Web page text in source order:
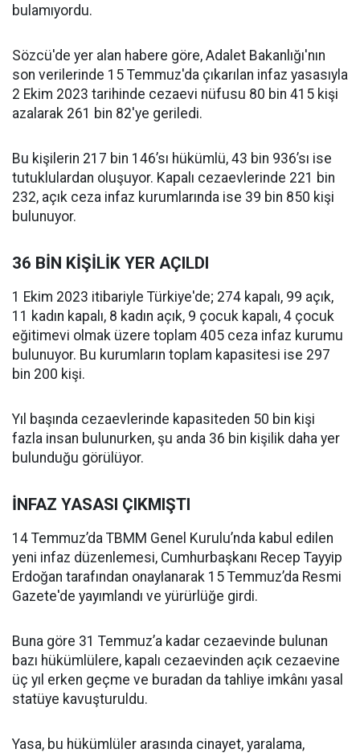
bulamıyordu.
Sözcü'de yer alan habere göre, Adalet Bakanlığı'nın
son verilerinde 15 Temmuz'da çıkarılan infaz yasasıyla
2 Ekim 2023 tarihinde cezaevi nüfusu 80 bin 415 kişi
azalarak 261 bin 82'ye geriledi.
Bu kişilerin 217 bin 146’sı hükümlü, 43 bin 936’sı ise
tutuklulardan oluşuyor. Kapalı cezaevlerinde 221 bin
232, açık ceza infaz kurumlarında ise 39 bin 850 kişi
bulunuyor.
36 BİN KİŞİLİK YER AÇILDI
1 Ekim 2023 itibariyle Türkiye'de; 274 kapalı, 99 açık,
11 kadın kapalı, 8 kadın açık, 9 çocuk kapalı, 4 çocuk
eğitimevi olmak üzere toplam 405 ceza infaz kurumu
bulunuyor. Bu kurumların toplam kapasitesi ise 297
bin 200 kişi.
Yıl başında cezaevlerinde kapasiteden 50 bin kişi
fazla insan bulunurken, şu anda 36 bin kişilik daha yer
bulunduğu görülüyor.
İNFAZ YASASI ÇIKMIŞTI
14 Temmuz’da TBMM Genel Kurulu’nda kabul edilen
yeni infaz düzenlemesi, Cumhurbaşkanı Recep Tayyip
Erdoğan tarafından onaylanarak 15 Temmuz’da Resmi
Gazete'de yayımlandı ve yürürlüğe girdi.
Buna göre 31 Temmuz’a kadar cezaevinde bulunan
bazı hükümlülere, kapalı cezaevinden açık cezaevine
üç yıl erken geçme ve buradan da tahliye imkânı yasal
statüye kavuşturuldu.
Yasa, bu hükümlüler arasında cinayet, yaralama,